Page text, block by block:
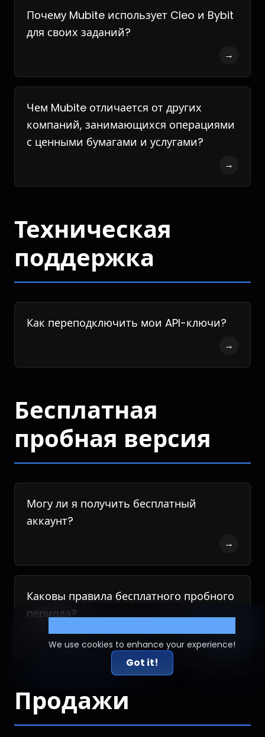
Почему Mubite использует Cleo и Bybit
для своих заданий?
→
Чем Mubite отличается от других
компаний, занимающихся операциями
с ценными бумагами и услугами?
→
Техническая
поддержка
Как переподключить мои API-ключи?
→
Бесплатная
пробная версия
Могу ли я получить бесплатный
аккаунт?
→
Каковы правила бесплатного пробного
периода?
→
Продажи
We use cookies to enhance your experience!
Got it!